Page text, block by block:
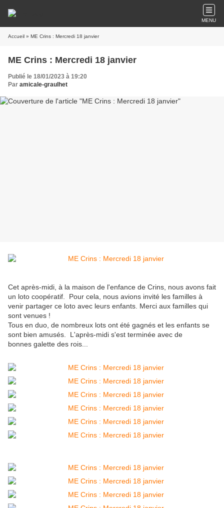
MENU
Accueil » ME Crins : Mercredi 18 janvier
ME Crins : Mercredi 18 janvier
Publié le 18/01/2023 à 19:20
Par amicale-graulhet
Cet après-midi, à la maison de l'enfance de Crins, nous avons fait
un loto coopératif. Pour cela, nous avions invité les familles à
venir partager ce loto avec leurs enfants. Merci aux familles qui
sont venues !
Tous en duo, de nombreux lots ont été gagnés et les enfants se
sont bien amusés. L'après-midi s'est terminée avec de
bonnes galette des rois...